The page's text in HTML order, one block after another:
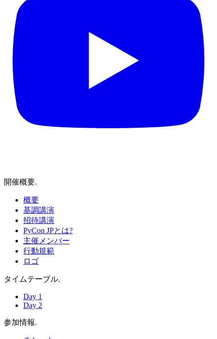
開催概要.
概要
基調講演
招待講演
PyCon JPとは?
主催メンバー
行動規範
ロゴ
タイムテーブル.
Day 1
Day 2
参加情報.